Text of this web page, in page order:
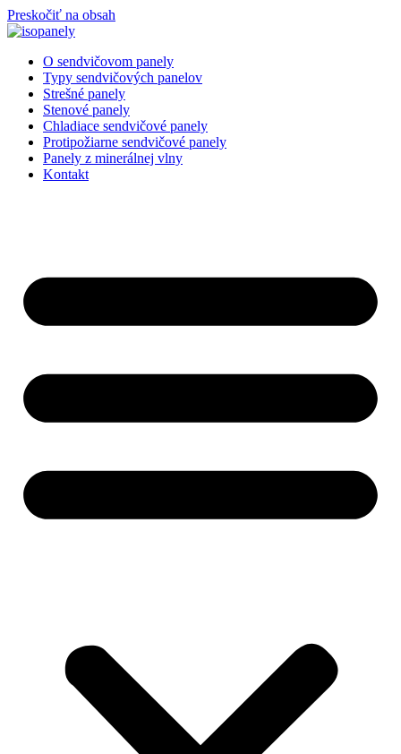
Preskočiť na obsah
O sendvičovom panely
Typy sendvičových panelov
Strešné panely
Stenové panely
Chladiace sendvičové panely
Protipožiarne sendvičové panely
Panely z minerálnej vlny
Kontakt